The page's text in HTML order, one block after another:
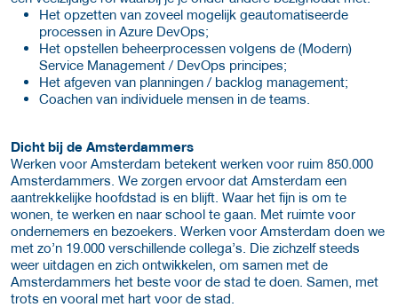
Het opzetten van zoveel mogelijk geautomatiseerde
processen in Azure DevOps;
Het opstellen beheerprocessen volgens de (Modern)
Service Management / DevOps principes;
Het afgeven van planningen / backlog management;
Coachen van individuele mensen in de teams.
Dicht bij de Amsterdammers
Werken voor Amsterdam betekent werken voor ruim 850.000
Amsterdammers. We zorgen ervoor dat Amsterdam een
aantrekkelijke hoofdstad is en blijft. Waar het fijn is om te
wonen, te werken en naar school te gaan. Met ruimte voor
ondernemers en bezoekers. Werken voor Amsterdam doen we
met zo’n 19.000 verschillende collega’s. Die zichzelf steeds
weer uitdagen en zich ontwikkelen, om samen met de
Amsterdammers het beste voor de stad te doen. Samen, met
trots en vooral met hart voor de stad.